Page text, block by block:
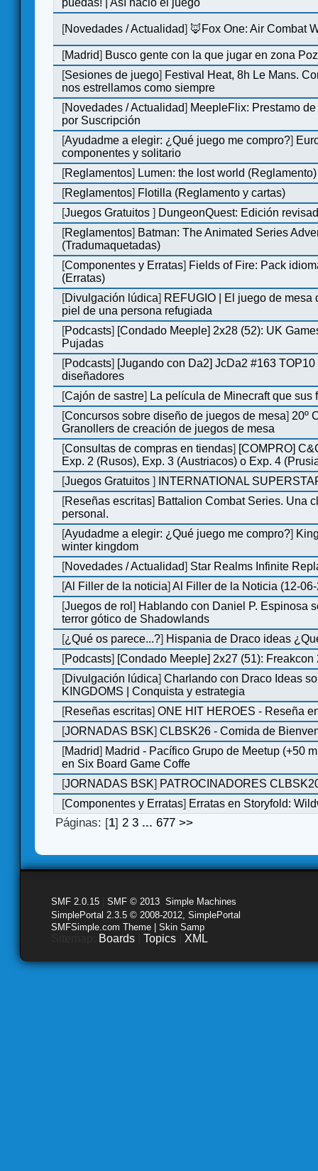
puedas! | Así nació el juego
[Novedades / Actualidad] 🦊Fox One: Air Combat
[Madrid] Busco gente con la que jugar en zona
[Sesiones de juego] Festival Heat, 8h Le Mans.
nos estrellamos como siempre
[Novedades / Actualidad] MeepleFlix: Prestamo
por Suscripción
[Ayudadme a elegir: ¿Qué juego me compro?]
componentes y solitario
[Reglamentos] Lumen: the lost world (Reglamento)
[Reglamentos] Flotilla (Reglamento y cartas)
[Juegos Gratuitos] DungeonQuest: Edición
[Reglamentos] Batman: The Animated Series
(Tradumaquetadas)
[Componentes y Erratas] Fields of Fire: Pack
(Erratas)
[Divulgación lúdica] REFUGIO | El juego de mesa
piel de una persona refugiada
[Podcasts] [Condado Meeple] 2x28 (52): UK
Pujadas
[Podcasts] [Jugando con Da2] JcDa2 #163
diseñadores
[Cajón de sastre] La película de Minecraft que sus
[Concursos sobre diseño de juegos de mesa] 20º
Granollers de creación de juegos de mesa
[Consultas de compras en tiendas] [COMPRO]
Exp. 2 (Rusos), Exp. 3 (Austriacos) o Exp. 4
[Juegos Gratuitos]
INTERNATIONAL
[Reseñas escritas] Battalion Combat Series. Una
personal.
[Ayudadme a elegir: ¿Qué juego me compro?]
winter kingdom
[Novedades / Actualidad] Star Realms Infinite
[Al Filler de la noticia]Al Filler de la Noticia (12-
[Juegos de rol] Hablando con Daniel P. Espinosa
terror gótico de Shadowlands
[¿Qué os parece...?] Hispania de Draco ideas
[Podcasts] [Condado Meeple] 2x27 (51): Freakcon
[Divulgación lúdica]Charlando con Draco Ideas
KINGDOMS | Conquista y estrategia
[Reseñas escritas]ONE HIT HEROES - Reseña
[JORNADAS BSK]CLBSK26 - Comida de
[Madrid] Madrid - Pacífico Grupo de Meetup (+50
en Six Board Game Coffe
[JORNADAS BSK] PATROCINADORES
[Componentes y Erratas] Erratas en Storyfold:
Páginas: [1]2 3 ...677 >>
SMF 2.0.15 SMF © 2013 Simple Machines
SimplePortal 2.3.5 © 2008-2012, SimplePortal
SMFSimple.com Theme | Skin Samp
Boards Topics XML